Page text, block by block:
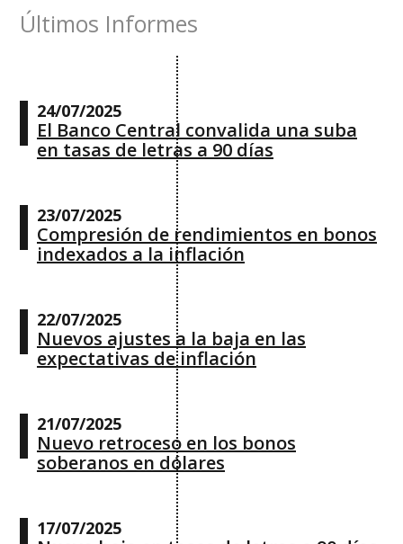
Últimos Informes
24/07/2025
El Banco Central convalida una suba
en tasas de letras a 90 días
23/07/2025
Compresión de rendimientos en bonos
indexados a la inflación
22/07/2025
Nuevos ajustes a la baja en las
expectativas de inflación
21/07/2025
Nuevo retroceso en los bonos
soberanos en dólares
17/07/2025